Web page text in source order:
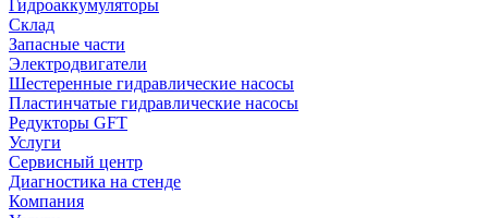
Гидроаккумуляторы
Склад
Запасные части
Электродвигатели
Шестеренные гидравлические насосы
Пластинчатые гидравлические насосы
Редукторы GFT
Услуги
Сервисный центр
Диагностика на стенде
Компания